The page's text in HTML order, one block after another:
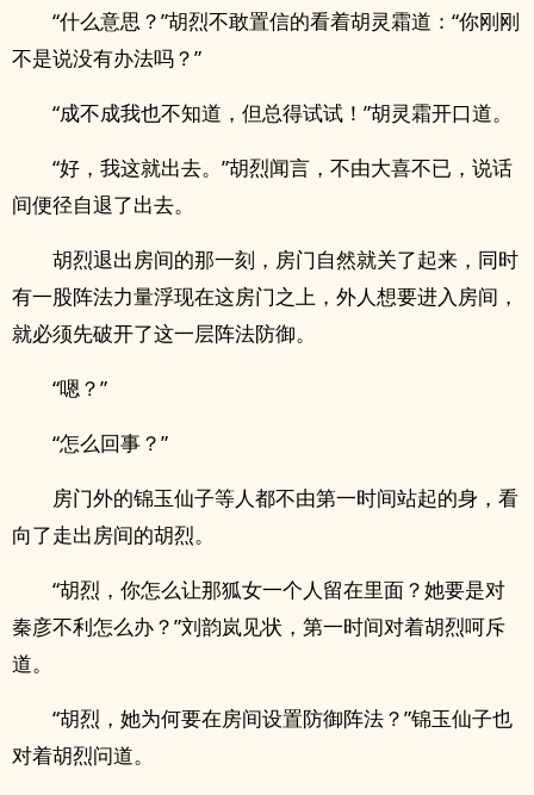
“什么意思？”胡烈不敢置信的看着胡灵霜道：“你刚刚
不是说没有办法吗？”
“成不成我也不知道，但总得试试！”胡灵霜开口道。
“好，我这就出去。”胡烈闻言，不由大喜不已，说话
间便径自退了出去。
胡烈退出房间的那一刻，房门自然就关了起来，同时
有一股阵法力量浮现在这房门之上，外人想要进入房间，
就必须先破开了这一层阵法防御。
“嗯？”
“怎么回事？”
房门外的锦玉仙子等人都不由第一时间站起的身，看
向了走出房间的胡烈。
“胡烈，你怎么让那狐女一个人留在里面？她要是对
秦彦不利怎么办？”刘韵岚见状，第一时间对着胡烈呵斥
道。
“胡烈，她为何要在房间设置防御阵法？”锦玉仙子也
对着胡烈问道。